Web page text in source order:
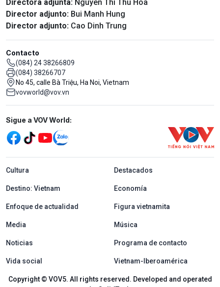
Directora adjunta: Nguyen Thi Thu Hoa
Director adjunto: Bui Manh Hung
Director adjunto: Cao Dinh Trung
Contacto
(084) 24 38266809
(084) 38266707
No 45, calle Bà Triệu, Ha Noi, Vietnam
vovworld@vov.vn
Mạng xã hội
Sigue a VOV World:
menu footer tiếng Tây ban nha
Cultura Destacados
Destino: Vietnam Economía
Enfoque de actualidad Figura vietnamita
Media Música
Noticias Programa de contacto
Vida social Vietnam-Iberoamérica
Copyright © VOV5. All rights reserved. Developed and operated